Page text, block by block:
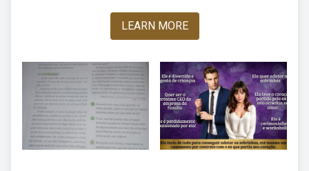
LEARN MORE